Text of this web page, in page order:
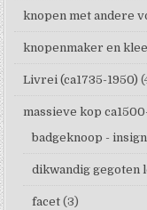
knopen met andere
knopenmaker en
Livrei (ca1735-1950)
massieve kop
badgeknoop -
dikwandig gegoten
facet (3)